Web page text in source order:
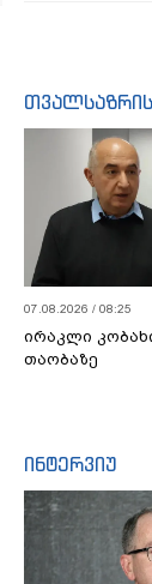
07.08.2026 / 08:25
ირაკლი
თაობაზე
ინტერვიუ